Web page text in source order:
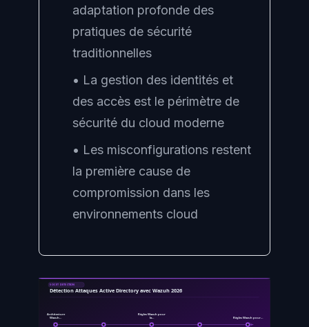
adaptation profonde des
pratiques de sécurité
traditionnelles
• La gestion des identités et
des accès est le périmètre de
sécurité du cloud moderne
• Les misconfigurations restent
la première cause de
compromission dans les
environnements cloud
SOC ET DETECTION
Détection Attaques Active Directory avec Wazuh 2026
Wazuh…
Architecture
la…
Règles Wazuh pour
Règles Wazuh pour…